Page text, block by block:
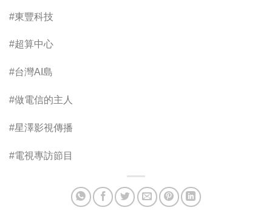
#東豐科技
#超算中心
#台灣AI島
#做電信的主人
#星澤影視傳播
#電視專訪節目